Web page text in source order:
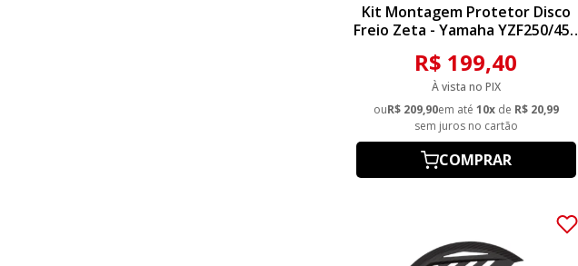
Kit Montagem Protetor Disco
Freio Zeta - Yamaha YZF250/450
R$ 199,40
À vista no PIX
ouR$ 209,90em até 10xde R$ 20,99
sem juros no cartão
COMPRAR